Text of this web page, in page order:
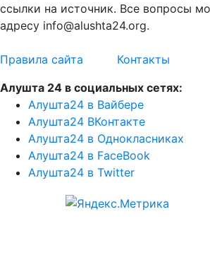
ссылки на источник. Все вопросы
адресу info@alushta24.org.
Правила сайта
Контакты
Алушта 24 в социальных сетях:
Алушта24 в Вайбере
Алушта24 ВКонтакте
Алушта24 в Однокласниках
Алушта24 в FaceBook
Алушта24 в Twitter